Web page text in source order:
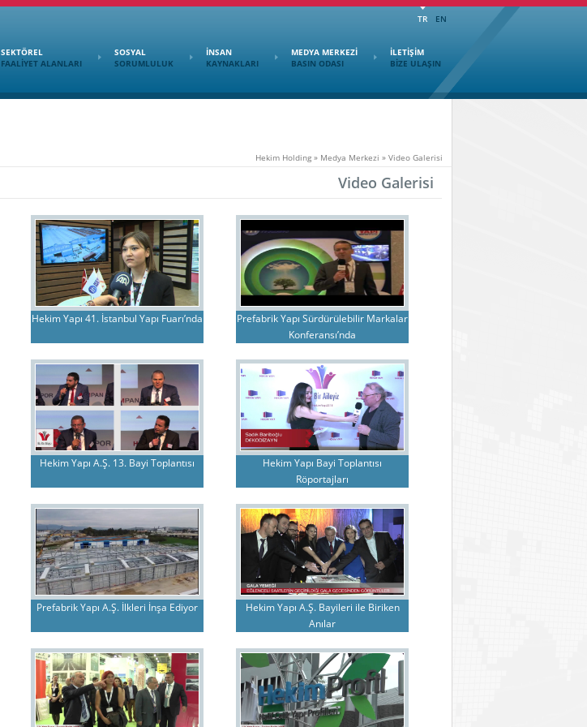
TR EN
SEKTÖREL
FAALİYET ALANLARI
SOSYAL
SORUMLULUK
İNSAN
KAYNAKLARI
MEDYA MERKEZİ
BASIN ODASI
İLETİŞİM
BİZE ULAŞIN
Hekim Holding » Medya Merkezi » Video Galerisi
Video Galerisi
Hekim Yapı 41. İstanbul Yapı Fuarı’nda
Prefabrik Yapı Sürdürülebilir Markalar
Konferansı’nda
Hekim Yapı A.Ş. 13. Bayi Toplantısı
Hekim Yapı Bayi Toplantısı
Röportajları
Prefabrik Yapı A.Ş. İlkleri İnşa Ediyor
Hekim Yapı A.Ş. Bayileri ile Biriken
Anılar